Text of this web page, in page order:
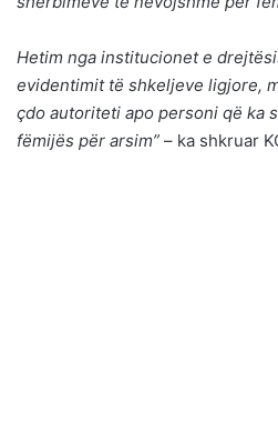
Hetim nga institucionet e
evidentimit të shkeljeve ligjore,
çdo autoriteti apo personi që ka
fëmijës për arsim” – ka shkruar